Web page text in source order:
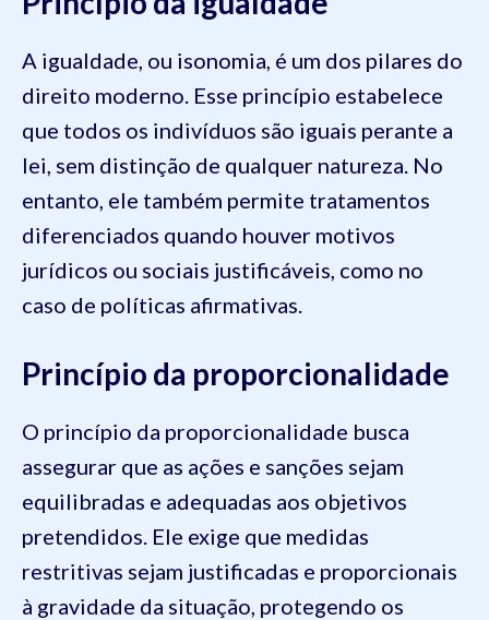
A igualdade, ou isonomia, é um dos pilares do
direito moderno. Esse princípio estabelece
que todos os indivíduos são iguais perante a
lei, sem distinção de qualquer natureza. No
entanto, ele também permite tratamentos
diferenciados quando houver motivos
jurídicos ou sociais justificáveis, como no
caso de políticas afirmativas.
Princípio da proporcionalidade
O princípio da proporcionalidade busca
assegurar que as ações e sanções sejam
equilibradas e adequadas aos objetivos
pretendidos. Ele exige que medidas
restritivas sejam justificadas e proporcionais
à gravidade da situação, protegendo os